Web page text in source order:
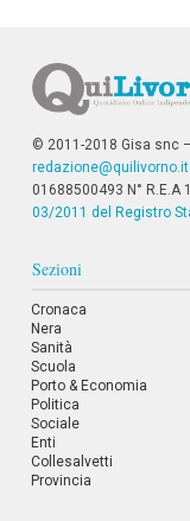
© 2011-2018 Gisa snc
redazione@quilivorno.it
01688500493 N° R.E.A
03/2011 del Registro
Sezioni
Cronaca
Nera
Sanità
Scuola
Porto & Economia
Politica
Sociale
Enti
Collesalvetti
Provincia